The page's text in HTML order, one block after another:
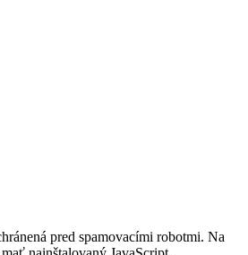
pred spamovacími robotmi. Na